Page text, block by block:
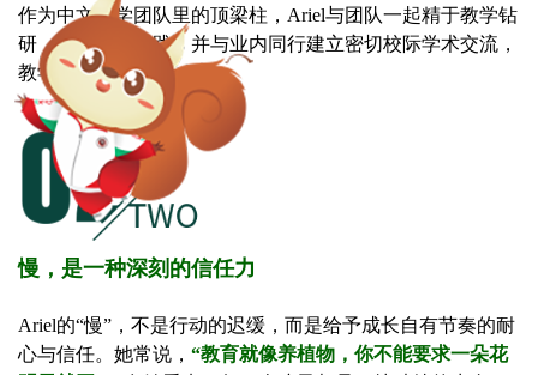
作为中文教学团队里的顶梁柱，Ariel与团队一起精于教学钻
研，勇于创新实践，并与业内同行建立密切校际学术交流，
教学成绩持续攀高。
慢，是一种深刻的信任力
Ariel的“慢”，不是行动的迟缓，而是给予成长自有节奏的耐
心与信任。她常说， “教育就像养植物，你不能要求一朵花